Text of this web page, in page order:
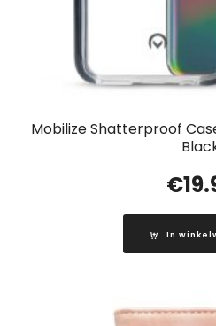
Mobilize Shatterproof
€
In